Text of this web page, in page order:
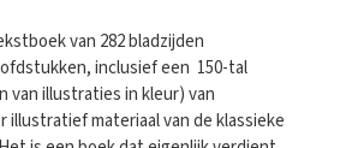
van 282 bladzijden
inclusief een 150-tal
van illustraties in kleur) van
illustratief materiaal van de klassieke